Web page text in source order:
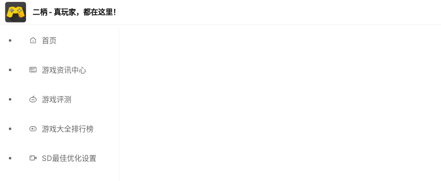
二柄 - 真玩家，都在这里！
首页
游戏资讯中心
游戏评测
游戏大全排行榜
SD最佳优化设置